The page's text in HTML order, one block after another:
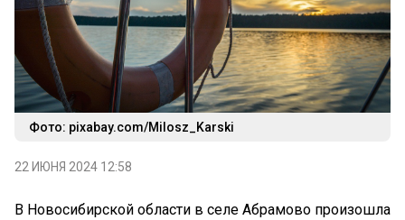
Фото: pixabay.com/Milosz_Karski
22 ИЮНЯ 2024 12:58
В Новосибирской области в селе Абрамово произошла